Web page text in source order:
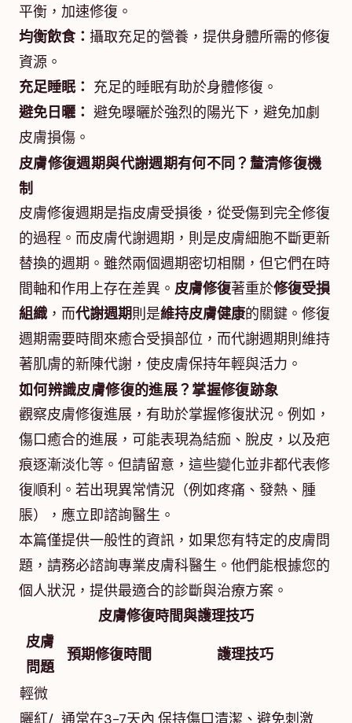
平衡，加速修復。
均衡飲食： 攝取充足的營養，提供身體所需的修復
資源。
充足睡眠： 充足的睡眠有助於身體修復。
避免日曬： 避免曝曬於強烈的陽光下，避免加劇
皮膚損傷。
皮膚修復週期與代謝週期有何不同？釐清修復機
制
皮膚修復週期是指皮膚受損後，從受傷到完全修復
的過程。而皮膚代謝週期，則是皮膚細胞不斷更新
替換的週期。雖然兩個週期密切相關，但它們在時
間軸和作用上存在差異。 皮膚修復著重於修復受損
組織，而代謝週期則是維持皮膚健康的關鍵。修復
週期需要時間來癒合受損部位，而代謝週期則維持
著肌膚的新陳代謝，使皮膚保持年輕與活力。
如何辨識皮膚修復的進展？掌握修復跡象
觀察皮膚修復進展，有助於掌握修復狀況。例如，
傷口癒合的進展，可能表現為結痂、脫皮，以及疤
痕逐漸淡化等。但請留意，這些變化並非都代表修
復順利。若出現異常情況（例如疼痛、發熱、腫
脹），應立即諮詢醫生。
本篇僅提供一般性的資訊，如果您有特定的皮膚問
題，請務必諮詢專業皮膚科醫生。他們能根據您的
個人狀況，提供最適合的診斷與治療方案。
皮膚修復時間與護理技巧
皮膚
問題
預期修復時間 護理技巧
輕微
曬紅/ 通常在3-7天內 保持傷口清潔、避免刺激